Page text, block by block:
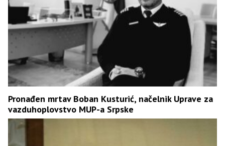
Pronađen mrtav Boban Kusturić, načelnik Uprave za
vazduhoplovstvo MUP-a Srpske